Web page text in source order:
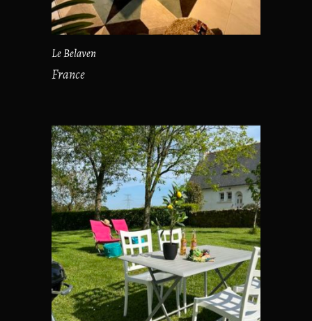
Le Belaven
France